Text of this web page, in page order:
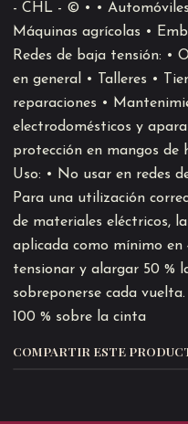
- CHL - © • •
Máquinas agrícolas •
Redes de baja tensión: •
en general • Talleres •
reparaciones •
electrodomésticos y
protección en mangos de
Uso: • No usar en redes
Para una utilización
de materiales eléctricos,
aplicada como mínimo en
tensionar y alargar 50 %
sobreponerse cada
100 % sobre la cinta
COMPARTIR ESTE